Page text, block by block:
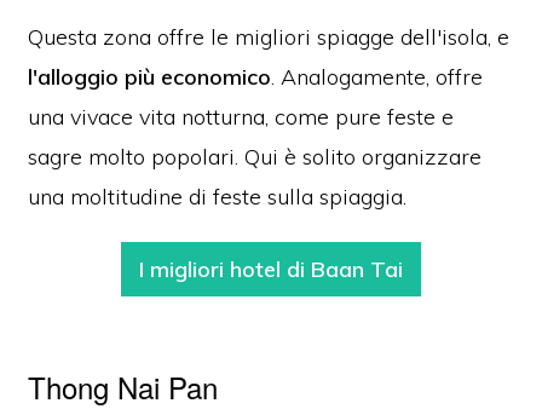
Questa zona offre le migliori spiagge dell'isola, e
l'alloggio più economico. Analogamente, offre
una vivace vita notturna, come pure feste e
sagre molto popolari. Qui è solito organizzare
una moltitudine di feste sulla spiaggia.
I migliori hotel di Baan Tai
Thong Nai Pan